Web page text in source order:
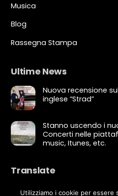
Musica
Blog
Rassegna Stampa
Ultime News
Nuova recensione
inglese “Strad”
Stanno uscendo i
Concerti nelle
music, Itunes, etc.
Translate
Utilizziamo i cookie per essere